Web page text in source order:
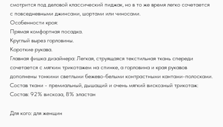
смотрится под деловой классический пиджак, но в то же время легко сочетается
с повседневными джинсами, шортами или чиносами.
Особенности кроя:
Прямая комфортная посадка.
Круглый вырез горловины.
Короткие рукава.
Главная фишка дизайнера: Легкая, струящаяся текстильная ткань спереди
сочетается с мягким трикотажем на спинке, а горловина и края рукавов
дополнены тонкими светлыми бежево-белыми контрастными кантами-полосками.
Состав ткани - премиальный, дышащий и очень мягкий вискозный трикотаж:
Состав: 92% вискоза, 8% эластан
Для кого: для женщин